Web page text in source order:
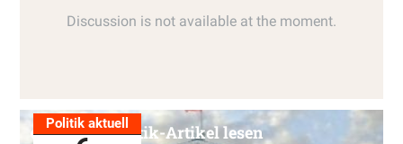
Politik aktuell
Alle Politik-Artikel lesen